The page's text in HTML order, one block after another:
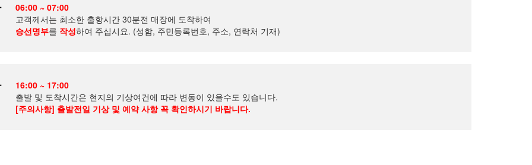
06:00 ~ 07:00
고객께서는 최소한 출항시간 30분전 매장에 도착하여
승선명부를 작성하여 주십시요. (성함, 주민등록번호, 주소, 연락처 기재)
16:00 ~ 17:00
출발 및 도착시간은 현지의 기상여건에 따라 변동이 있을수도 있습니다.
[주의사항] 출발전일 기상 및 예약 사항 꼭 확인하시기 바랍니다.